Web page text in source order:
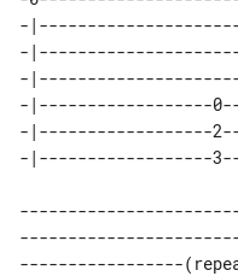
-
-
-
-|------------------
-|------------------
-----------------